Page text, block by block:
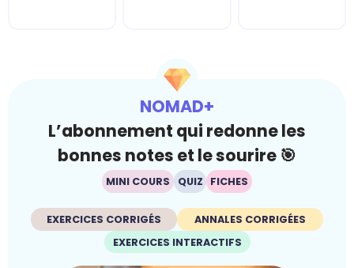
NOMAD+
L’abonnement qui redonne les
bonnes notes et le sourire 🎯
MINI COURS QUIZ FICHES
EXERCICES CORRIGÉS
ANNALES CORRIGÉES
EXERCICES INTERACTIFS